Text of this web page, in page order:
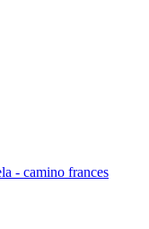
- camino frances